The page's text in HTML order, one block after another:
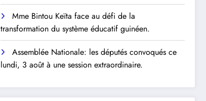
Mme Bintou Keïta face au défi de la
transformation du système éducatif guinéen.
Assemblée Nationale: les députés convoqués ce
lundi, 3 août à une session extraordinaire.